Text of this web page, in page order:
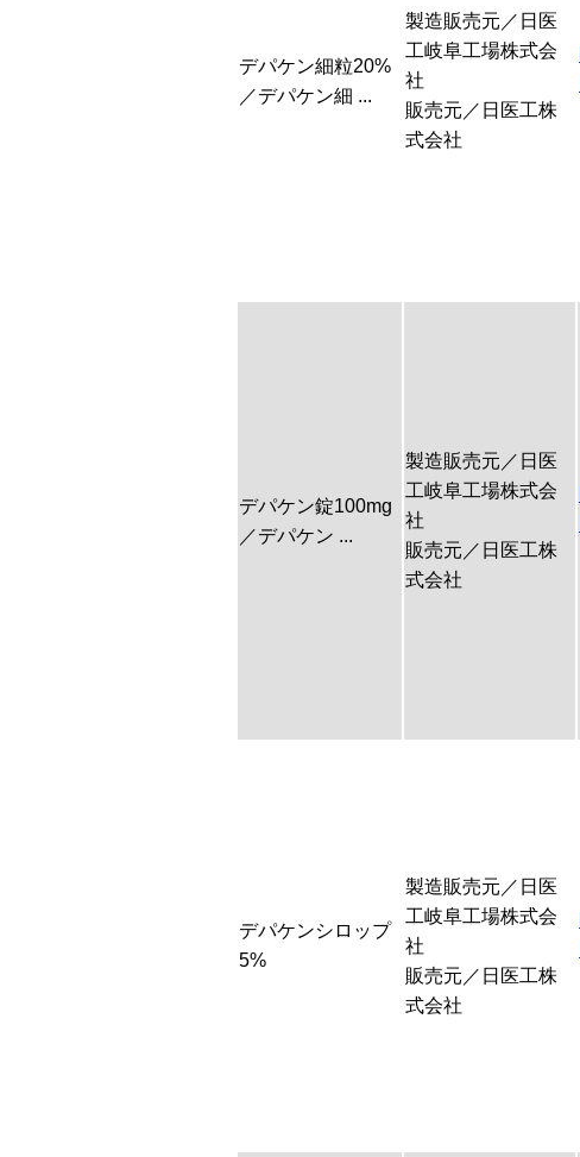
デパケン細粒20%
／デパケン細 ...
製造販売元／日医
工岐阜工場株式会
社
販売元／日医工株
式会社
デパケン錠100mg
／デパケン ...
製造販売元／日医
工岐阜工場株式会
社
販売元／日医工株
式会社
デパケンシロップ
5%
製造販売元／日医
工岐阜工場株式会
社
販売元／日医工株
式会社